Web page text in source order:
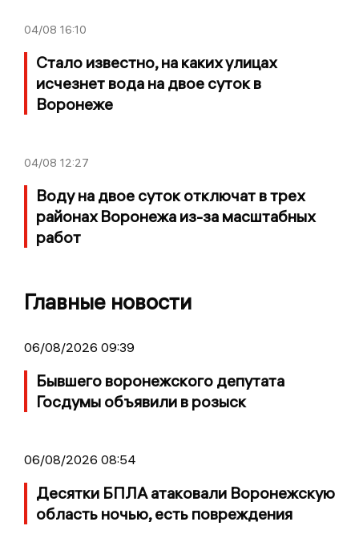
04/08 16:10
Стало известно, на каких улицах
исчезнет вода на двое суток в
Воронеже
04/08 12:27
Воду на двое суток отключат в трех
районах Воронежа из-за масштабных
работ
Главные новости
06/08/2026 09:39
Бывшего воронежского депутата
Госдумы объявили в розыск
06/08/2026 08:54
Десятки БПЛА атаковали Воронежскую
область ночью, есть повреждения